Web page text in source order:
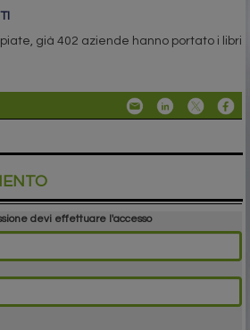
già 402 aziende hanno portato i libri
devi effettuare l'accesso